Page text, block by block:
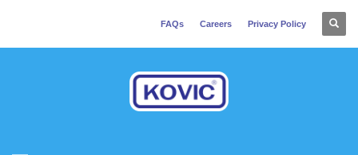
FAQs Careers Privacy Policy